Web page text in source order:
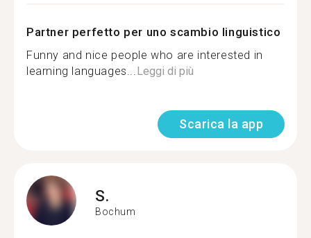
Partner perfetto per uno scambio linguistico
Funny and nice people who are interested in
learning languages...Leggi di più
Scarica la app
S.
Bochum